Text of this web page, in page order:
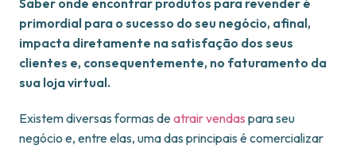
Saber onde encontrar produtos para revender é
primordial para o sucesso do seu negócio, afinal,
impacta diretamente na satisfação dos seus
clientes e, consequentemente, no faturamento da
sua loja virtual.
Existem diversas formas deatrair vendas para seu
negócio e, entre elas, uma das principais é comercializar